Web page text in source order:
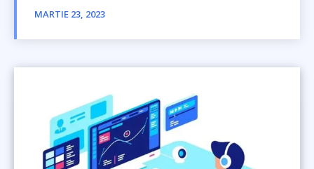
MARTIE 23, 2023